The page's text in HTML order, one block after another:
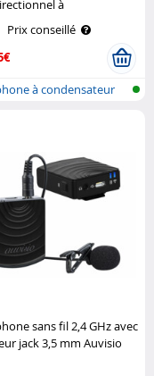
à
Auvisio
Prix conseillé
à condensateur
sans fil 2,4 GHz avec
jack 3,5 mm Auvisio